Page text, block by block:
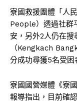
寮國救援團體「人
People）透過社群
安，另外2人仍在
（Kengkach
分成功尋獲5名受困
寮國國營媒體《寮
報導指出，目前確